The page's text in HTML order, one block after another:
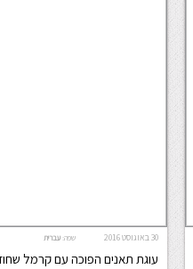
30 באוגוסט 2016 שפה: עברית
עוגת תאנים הפוכה עם קרמל